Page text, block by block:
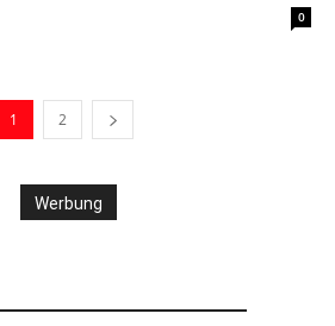
0
1 2
Werbung